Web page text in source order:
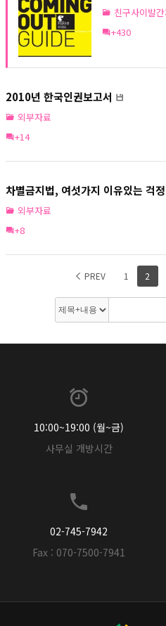
친구사이발
+430
2010년 한국인권보고서
외부자료
+14
차별금지법, 여섯가지 이유있는 걱
외부자료
+8
PREV 1 2
10:00~19:00 (월~금)
사무실 개방시간
02-745-7942
Fax : 070-7500-7941